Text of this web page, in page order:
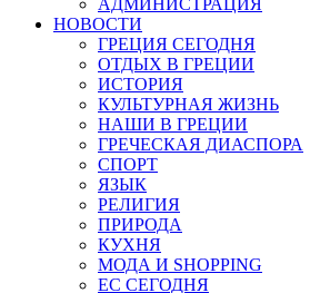
АДМИНИСТРАЦИЯ
НОВОСТИ
ГРЕЦИЯ СЕГОДНЯ
ОТДЫХ В ГРЕЦИИ
ИСТОРИЯ
КУЛЬТУРНАЯ ЖИЗНЬ
НАШИ В ГРЕЦИИ
ГРЕЧЕСКАЯ ДИАСПОРА
СПОРТ
ЯЗЫК
РЕЛИГИЯ
ПРИРОДА
КУХНЯ
МОДА И SHOPPING
ЕС СЕГОДНЯ